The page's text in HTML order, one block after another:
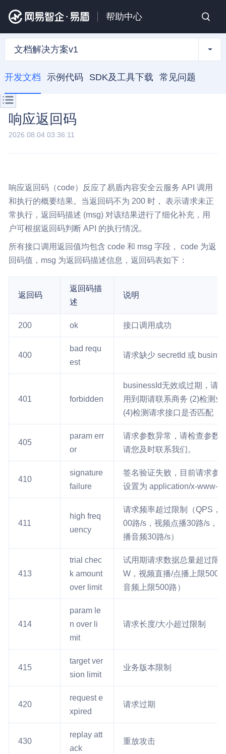
帮助中心
文档解决方案v1
开发文档 示例代码 SDK及工具下载 常见问题
响应返回码
2026.08.04 03:36:11
响应返回码（code）反应了易盾内容安全云服务 API 调用
和执行的概要结果。当返回码不为 200 时， 表示请求未正
常执行，返回码描述 (msg) 对该结果进行了细化补充，用
户可根据返回码判断 API 的执行情况。
所有接口调用返回值均包含 code 和 msg 字段， code 为返
回码值，msg 为返回码描述信息，返回码表如下：
返回码
返回码描
述
说明
200 ok 接口调用成功
400
bad requ
est
请求缺少 secretId 或
401 forbidden
businessId无效或过期，请
用到期请联系商务 (2)检测
(4)检测请求接口是否匹配
405
param err
or
请求参数异常，请检查参数
请您及时联系我们。
410
signature
failure
签名验证失败，目前请求参
设置为 application/x-www-
411
high freq
uency
请求频率超过限制（QPS，
00路/s，视频点播30路/s，
播音频30路/s）
413
trial chec
k amount
over limit
试用期请求数据总量超过限
W，视频直播/点播上限500
音频上限500路）
414
param le
n over li
mit
请求长度/大小超过限制
415
target ver
sion limit
业务版本限制
420
request e
xpired
请求过期
430
replay att
ack
重放攻击